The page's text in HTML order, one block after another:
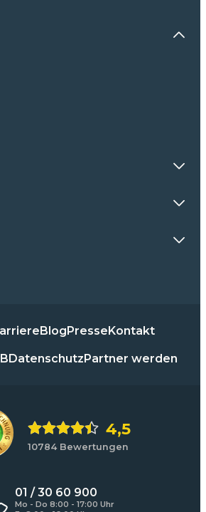
BlogPresseKontakt
DatenschutzPartner werden
4,5
10784 Bewertungen
01 / 30 60 900
Mo - Do 8:00 - 17:00 Uhr